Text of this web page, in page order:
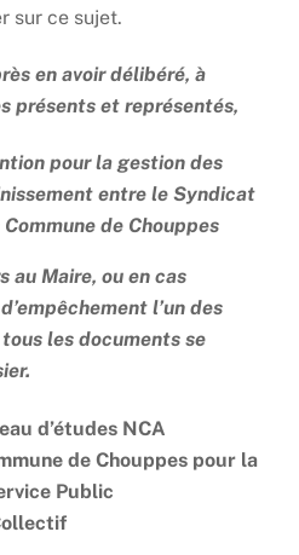
sur ce sujet.
en avoir délibéré, à
présents et représentés,
pour la gestion des
entre le Syndicat
de Chouppes
au Maire, ou en cas
l’un des
les documents se
d’études NCA
de Chouppes pour la
Public